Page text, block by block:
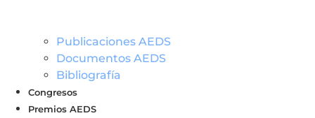
Publicaciones AEDS
Documentos AEDS
Bibliografía
Congresos
Premios AEDS